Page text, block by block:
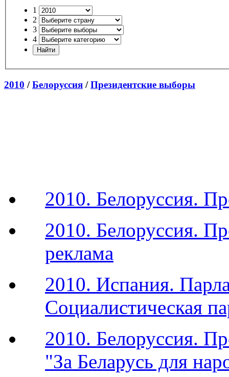
1
2
3
4
2010 /Белоруссия /Президентские выборы
2010. Белоруссия.
2010. Белоруссия.
реклама
2010. Испания.
Социалистическая
2010. Белоруссия.
"За Беларусь для